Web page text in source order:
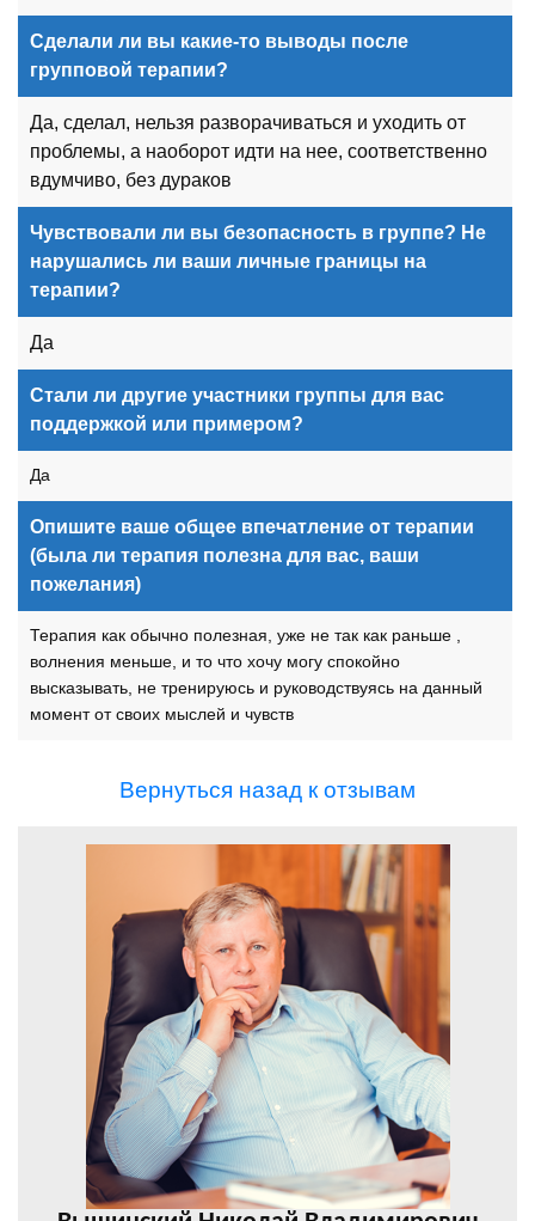
Сделали ли вы какие-то выводы после
групповой терапии?
Да, сделал, нельзя разворачиваться и уходить от
проблемы, а наоборот идти на нее, соответственно
вдумчиво, без дураков
Чувствовали ли вы безопасность в группе? Не
нарушались ли ваши личные границы на
терапии?
Да
Стали ли другие участники группы для вас
поддержкой или примером?
Да
Опишите ваше общее впечатление от терапии
(была ли терапия полезна для вас, ваши
пожелания)
Терапия как обычно полезная, уже не так как раньше ,
волнения меньше, и то что хочу могу спокойно
высказывать, не тренируюсь и руководствуясь на данный
момент от своих мыслей и чувств
Вернуться назад к отзывам